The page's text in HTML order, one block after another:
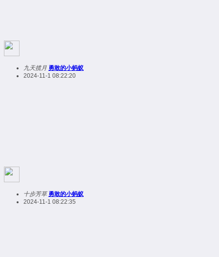
九天揽月 勇敢的小蚂蚁
2024-11-1 08:22:20
十步芳草 勇敢的小蚂蚁
2024-11-1 08:22:35